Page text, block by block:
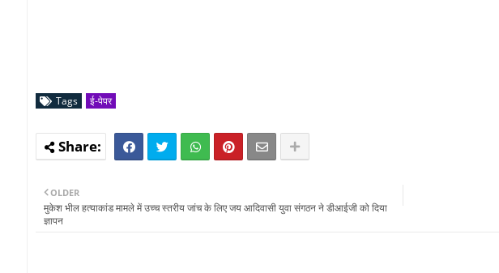
Tags ई-पेपर
OLDER
मुकेश भील हत्याकांड मामले में उच्च स्तरीय जांच के लिए जय आदिवासी युवा संगठन ने डीआईजी को दिया
ज्ञापन